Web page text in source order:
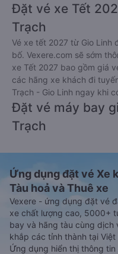
Đặt vé xe Tết
Trạch
Vé xe tết 2027 từ Gio Linh
bố. Vexere.com sẽ sớm
xe Tết 2027 bao gồm giá
các hãng xe khách đi
Trạch - Gio Linh ngay khi
Đặt vé máy bay
Trạch
Ứng dụng đặt vé Xe
Tàu hoả và Thuê xe
Vexere - ứng dụng đặt vé
xe chất lượng cao, 5000+
bay và hãng tàu cùng dịch
khắp các tỉnh thành tại Việt
Ứng dụng hiển thị thông